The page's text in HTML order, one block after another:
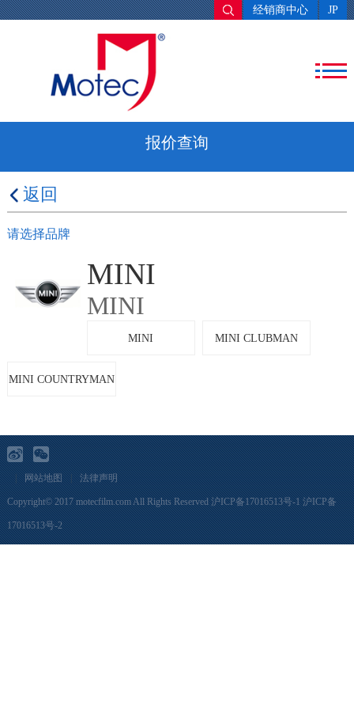
JP
经销商中心
报价查询
返回
请选择品牌
MINI
MINI
MINI MINI CLUBMAN
MINI COUNTRYMAN
| 网站地图 | 法律声明
Copyright© 2017 motecfilm.com All Rights Reserved沪ICP备17016513号-1 沪ICP备
17016513号-2